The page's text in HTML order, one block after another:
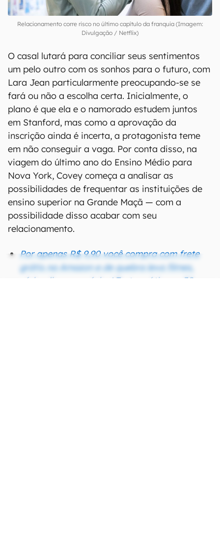
Relacionamento corre risco no último capítulo da franquia (Imagem:
Divulgação / Netflix)
O casal lutará para conciliar seus sentimentos
um pelo outro com os sonhos para o futuro, com
Lara Jean particularmente preocupando-se se
fará ou não a escolha certa. Inicialmente, o
plano é que ela e o namorado estudem juntos
em Stanford, mas como a aprovação da
inscrição ainda é incerta, a protagonista teme
em não conseguir a vaga. Por conta disso, na
viagem do último ano do Ensino Médio para
Nova York, Covey começa a analisar as
possibilidades de frequentar as instituições de
ensino superior na Grande Maçã — com a
possibilidade disso acabar com seu
relacionamento.
Por apenas R$ 9,90 você compra com frete
grátis na Amazon e de quebra leva filmes,
séries, livros e música! Teste grátis por 30